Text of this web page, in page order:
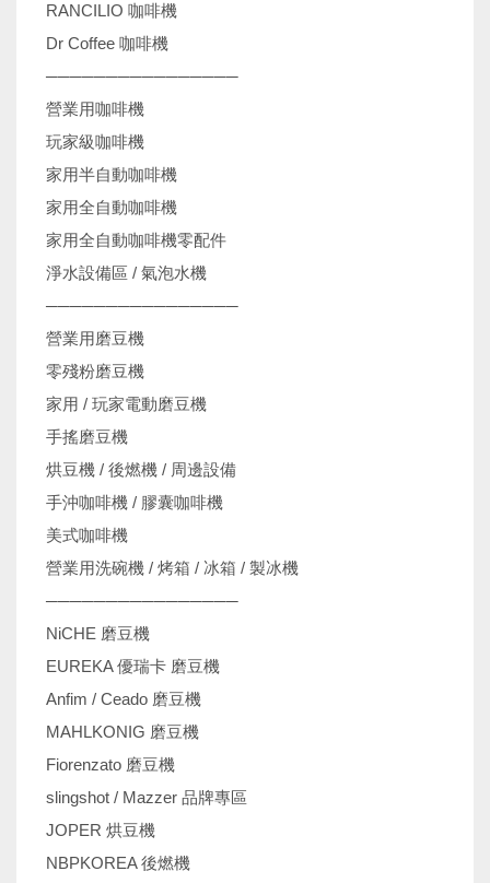
RANCILIO 咖啡機
Dr Coffee 咖啡機
────────────────
營業用咖啡機
玩家級咖啡機
家用半自動咖啡機
家用全自動咖啡機
家用全自動咖啡機零配件
淨水設備區 / 氣泡水機
────────────────
營業用磨豆機
零殘粉磨豆機
家用 / 玩家電動磨豆機
手搖磨豆機
烘豆機 / 後燃機 / 周邊設備
手沖咖啡機 / 膠囊咖啡機
美式咖啡機
營業用洗碗機 / 烤箱 / 冰箱 / 製冰機
────────────────
NiCHE 磨豆機
EUREKA 優瑞卡 磨豆機
Anfim / Ceado 磨豆機
MAHLKONIG 磨豆機
Fiorenzato 磨豆機
slingshot / Mazzer 品牌專區
JOPER 烘豆機
NBPKOREA 後燃機